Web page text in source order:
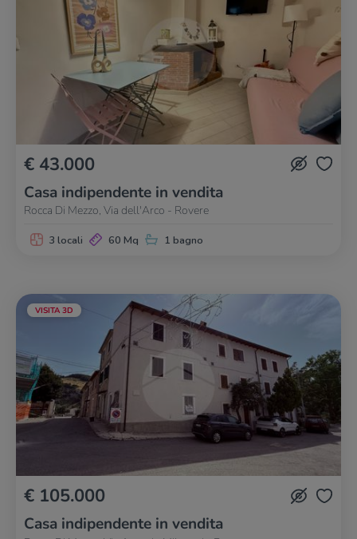
€ 43.000
Casa indipendente in vendita
Rocca Di Mezzo, Via dell'Arco - Rovere
3 locali 60 Mq 1 bagno
VISITA 3D
€ 105.000
Casa indipendente in vendita